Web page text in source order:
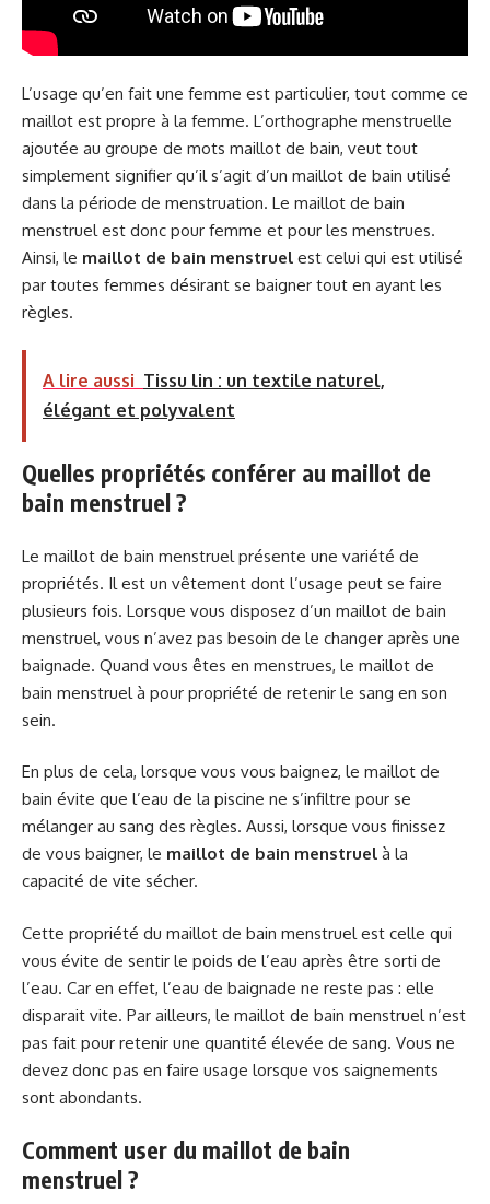
L’usage qu’en fait une femme est particulier, tout comme ce
maillot est propre à la femme. L’orthographe menstruelle
ajoutée au groupe de mots maillot de bain, veut tout
simplement signifier qu’il s’agit d’un maillot de bain utilisé
dans la période de menstruation. Le maillot de bain
menstruel est donc pour femme et pour les menstrues.
Ainsi, le maillot de bain menstruel est celui qui est utilisé
par toutes femmes désirant se baigner tout en ayant les
règles.
A lire aussi Tissu lin : un textile naturel,
élégant et polyvalent
Quelles propriétés conférer au maillot de
bain menstruel ?
Le maillot de bain menstruel présente une variété de
propriétés. Il est un vêtement dont l’usage peut se faire
plusieurs fois. Lorsque vous disposez d’un maillot de bain
menstruel, vous n’avez pas besoin de le changer après une
baignade. Quand vous êtes en menstrues, le maillot de
bain menstruel à pour propriété de retenir le sang en son
sein.
En plus de cela, lorsque vous vous baignez, le maillot de
bain évite que l’eau de la piscine ne s’infiltre pour se
mélanger au sang des règles. Aussi, lorsque vous finissez
de vous baigner, le maillot de bain menstruel à la
capacité de vite sécher.
Cette propriété du maillot de bain menstruel est celle qui
vous évite de sentir le poids de l’eau après être sorti de
l’eau. Car en effet, l’eau de baignade ne reste pas : elle
disparait vite. Par ailleurs, le maillot de bain menstruel n’est
pas fait pour retenir une quantité élevée de sang. Vous ne
devez donc pas en faire usage lorsque vos saignements
sont abondants.
Comment user du maillot de bain
menstruel ?